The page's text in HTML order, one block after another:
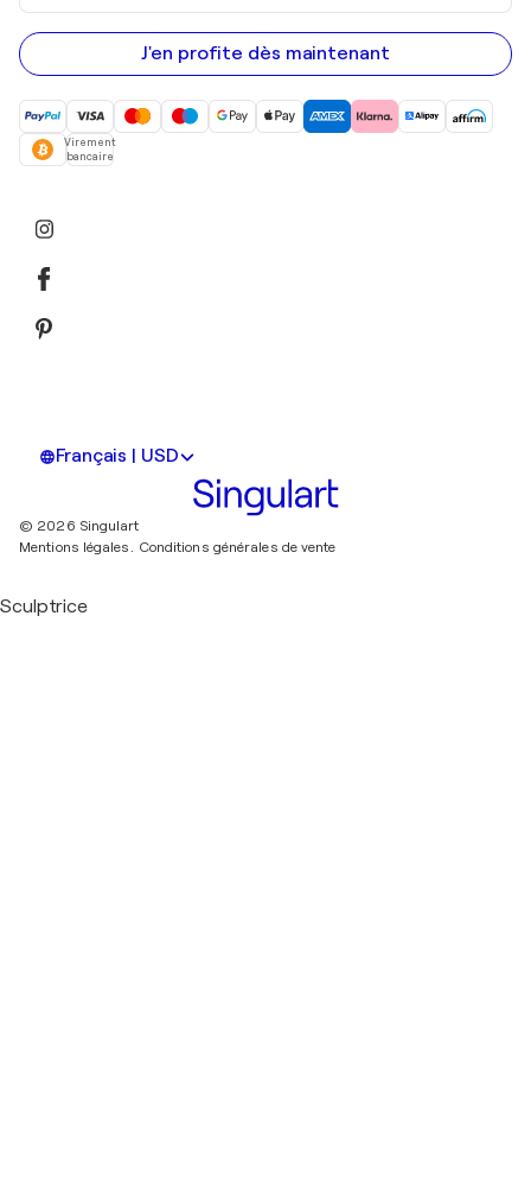
adresse
e-
mail
J'en profite dès maintenant
Virement
bancaire
Français | USD
© 2026 Singulart
Mentions légales. Conditions générales de vente
Sculptrice